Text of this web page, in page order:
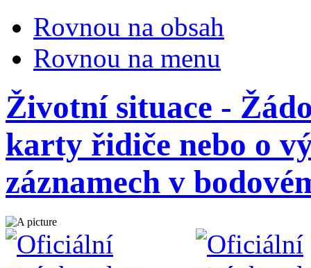
Rovnou na obsah
Rovnou na menu
Životní situace -
karty řidiče nebo o
záznamech v